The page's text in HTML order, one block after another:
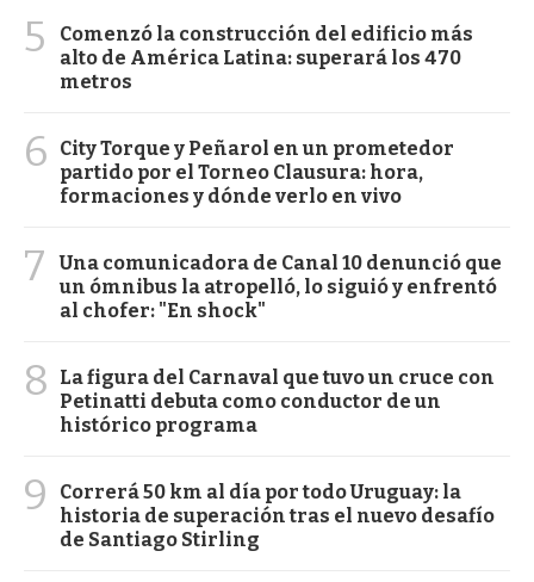
5
Comenzó la construcción del edificio más
alto de América Latina: superará los 470
metros
6
City Torque y Peñarol en un prometedor
partido por el Torneo Clausura: hora,
formaciones y dónde verlo en vivo
7
Una comunicadora de Canal 10 denunció que
un ómnibus la atropelló, lo siguió y enfrentó
al chofer: "En shock"
8
La figura del Carnaval que tuvo un cruce con
Petinatti debuta como conductor de un
histórico programa
9
Correrá 50 km al día por todo Uruguay: la
historia de superación tras el nuevo desafío
de Santiago Stirling